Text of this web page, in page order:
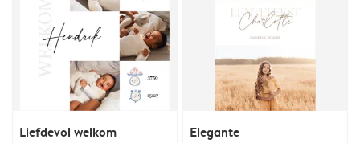
Liefdevol welkom
Elegante